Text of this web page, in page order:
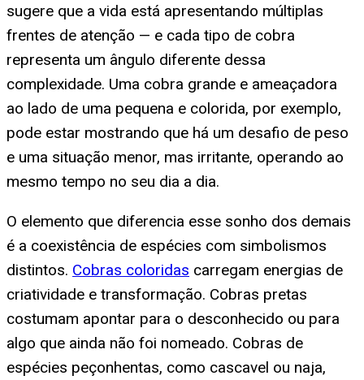
sugere que a vida está apresentando múltiplas
frentes de atenção — e cada tipo de cobra
representa um ângulo diferente dessa
complexidade. Uma cobra grande e ameaçadora
ao lado de uma pequena e colorida, por exemplo,
pode estar mostrando que há um desafio de peso
e uma situação menor, mas irritante, operando ao
mesmo tempo no seu dia a dia.
O elemento que diferencia esse sonho dos demais
é a coexistência de espécies com simbolismos
distintos. Cobras coloridas carregam energias de
criatividade e transformação. Cobras pretas
costumam apontar para o desconhecido ou para
algo que ainda não foi nomeado. Cobras de
espécies peçonhentas, como cascavel ou naja,